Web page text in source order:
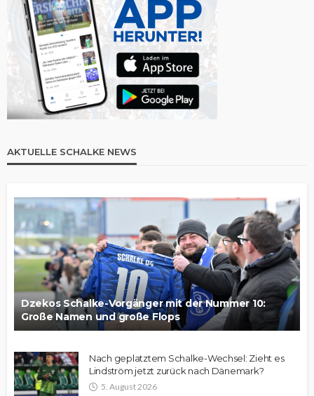
AKTUELLE SCHALKE NEWS
Dzekos Schalke-Vorgänger mit der Nummer 10:
Große Namen und große Flops
Nach geplatztem Schalke-Wechsel: Zieht es
Lindström jetzt zurück nach Dänemark?
5. August 2026